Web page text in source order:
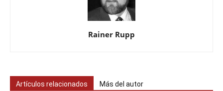
Rainer Rupp
Artículos relacionados Más del autor